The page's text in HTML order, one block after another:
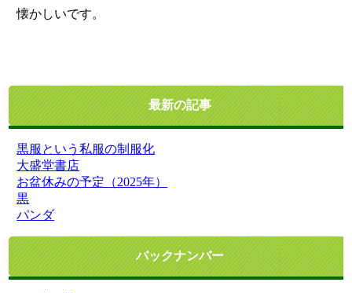
懐かしいです。
最新の記事
黒服という私服の制服化
大盛堂書店
お盆休みの予定（2025年）
黒
パンダ
バックナンバー